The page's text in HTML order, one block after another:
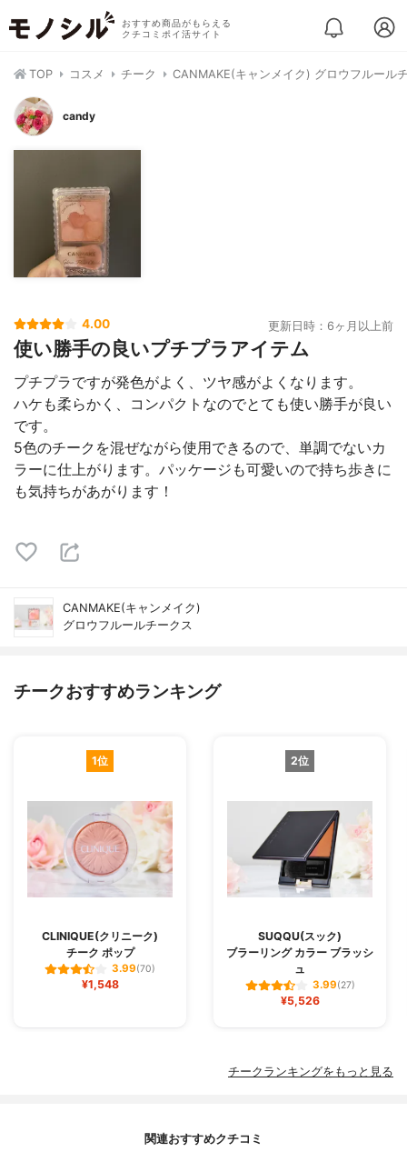
おすすめ商品がもらえる
クチコミポイ活サイト
TOP コスメ チーク CANMAKE(キャンメイク) グロウフルール
candy
4.00 更新日時：6ヶ月以上前
使い勝手の良いプチプラアイテム
プチプラですが発色がよく、ツヤ感がよくなります。
ハケも柔らかく、コンパクトなのでとても使い勝手が良い
です。
5色のチークを混ぜながら使用できるので、単調でないカ
ラーに仕上がります。パッケージも可愛いので持ち歩きに
も気持ちがあがります！
CANMAKE(キャンメイク)
グロウフルールチークス
チークおすすめランキング
1位
CLINIQUE(クリニーク)
チーク ポップ
3.99(70)
¥1,548
2位
SUQQU(スック)
ブラーリング カラー ブラッシ
ュ
3.99(27)
¥5,526
チークランキングをもっと見る
関連おすすめクチコミ